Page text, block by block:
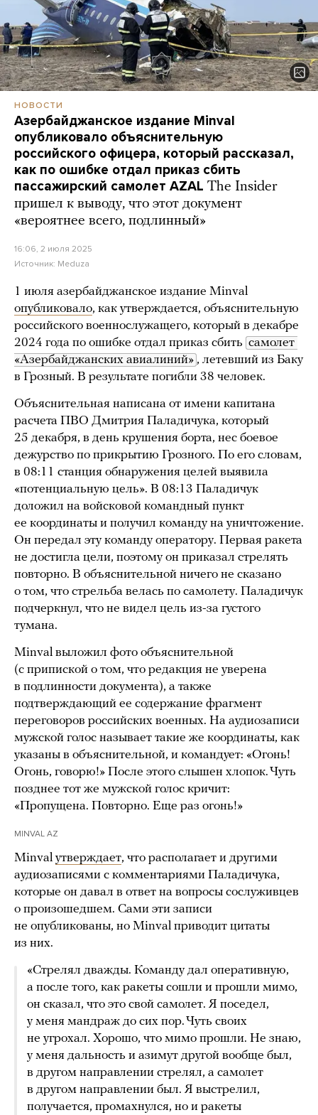
НОВОСТИ
Азербайджанское издание Minval
опубликовало объяснительную
российского офицера, который рассказал,
как по ошибке отдал приказ сбить
пассажирский самолет AZAL The Insider
пришел к выводу, что этот документ
«вероятнее всего, подлинный»
16:06, 2 июля 2025
Источник: Meduza
1 июля азербайджанское издание Minval
опубликовало, как утверждается, объяснительную
российского военнослужащего, который в декабре
2024 года по ошибке отдал приказ сбить самолет
«Азербайджанских авиалиний» , летевший из Баку
в Грозный. В результате погибли 38 человек.
Объяснительная написана от имени капитана
расчета ПВО Дмитрия Паладичука, который
25 декабря, в день крушения борта, нес боевое
дежурство по прикрытию Грозного. По его словам,
в 08:11 станция обнаружения целей выявила
«потенциальную цель». В 08:13 Паладичук
доложил на войсковой командный пункт
ее координаты и получил команду на уничтожение.
Он передал эту команду оператору. Первая ракета
не достигла цели, поэтому он приказал стрелять
повторно. В объяснительной ничего не сказано
о том, что стрельба велась по самолету. Паладичук
подчеркнул, что не видел цель из-за густого
тумана.
Minval выложил фото объяснительной
(с припиской о том, что редакция не уверена
в подлинности документа), а также
подтверждающий ее содержание фрагмент
переговоров российских военных. На аудиозаписи
мужской голос называет такие же координаты, как
указаны в объяснительной, и командует: «Огонь!
Огонь, говорю!» После этого слышен хлопок. Чуть
позднее тот же мужской голос кричит:
«Пропущена. Повторно. Еще раз огонь!»
MINVAL AZ
Minval утверждает, что располагает и другими
аудиозаписями с комментариями Паладичука,
которые он давал в ответ на вопросы сослуживцев
о произошедшем. Сами эти записи
не опубликованы, но Minval приводит цитаты
из них.
«Стрелял дважды. Команду дал оперативную,
а после того, как ракеты сошли и прошли мимо,
он сказал, что это свой самолет. Я поседел,
у меня мандраж до сих пор. Чуть своих
не угрохал. Хорошо, что мимо прошли. Не знаю,
у меня дальность и азимут другой вообще был,
в другом направлении стрелял, а самолет
в другом направлении был. Я выстрелил,
получается, промахнулся, но и ракеты